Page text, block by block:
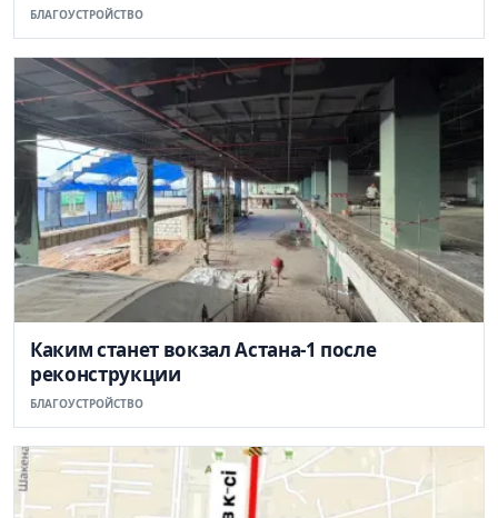
БЛАГОУСТРОЙСТВО
Каким станет вокзал Астана-1 после
реконструкции
БЛАГОУСТРОЙСТВО